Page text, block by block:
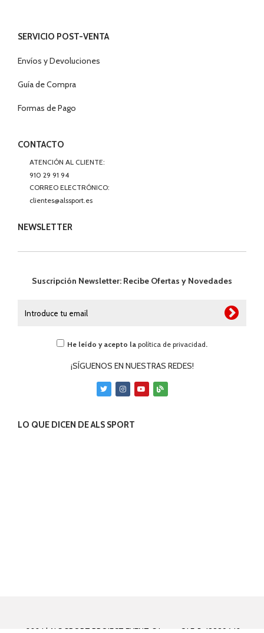
SERVICIO POST-VENTA
Envíos y Devoluciones
Guía de Compra
Formas de Pago
CONTACTO
ATENCIÓN AL CLIENTE:
910 29 91 94
CORREO ELECTRÓNICO:
clientes@alssport.es
NEWSLETTER
Suscripción Newsletter: Recibe Ofertas y Novedades
He leído y acepto la política de privacidad.
¡SÍGUENOS EN NUESTRAS REDES!
LO QUE DICEN DE ALS SPORT
© 2024 | ALS SPORT PROJECT EVENT, S.L. con C.I.F. B-18889642 y